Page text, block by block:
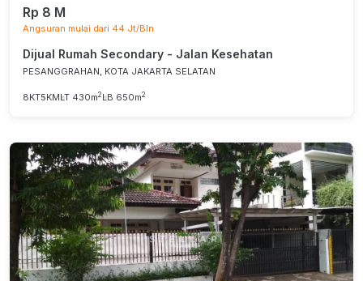
Rp 8 M
Angsuran mulai dari 44 Jt/Bln
Dijual Rumah Secondary - Jalan Kesehatan
PESANGGRAHAN, KOTA JAKARTA SELATAN
8KT5KMLT 430m2 LB 650m2